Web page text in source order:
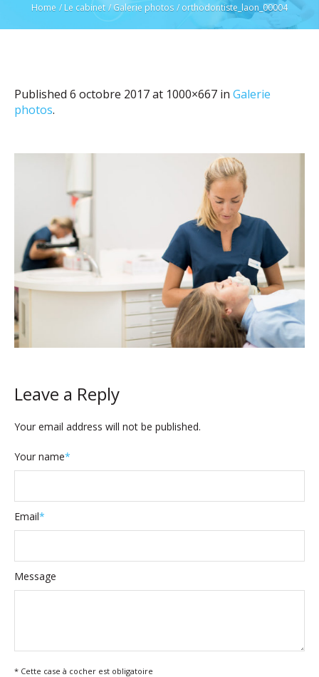
Home / Le cabinet /Galerie photos / orthodontiste_laon_00004
Published 6 octobre 2017at 1000×667 in Galerie
photos.
Leave a Reply
Your email address will not be published.
Your name*
Email*
Message
* Cette case à cocher est obligatoire